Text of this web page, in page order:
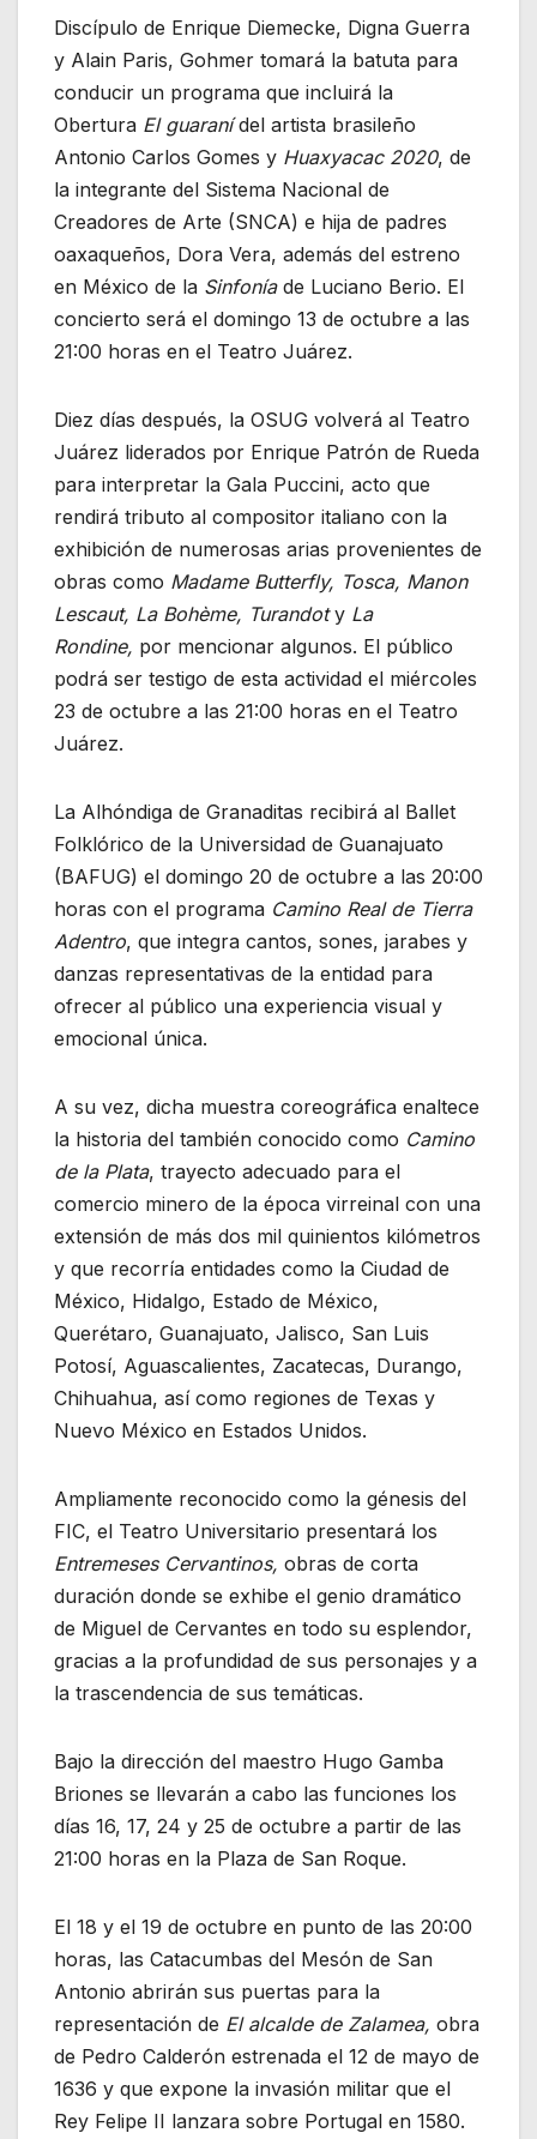
Discípulo de Enrique Diemecke, Digna Guerra
y Alain Paris, Gohmer tomará la batuta para
conducir un programa que incluirá la
Obertura El guaranídel artista brasileño
Antonio Carlos Gomes y Huaxyacac 2020, de
la integrante del Sistema Nacional de
Creadores de Arte (SNCA) e hija de padres
oaxaqueños, Dora Vera, además del estreno
en México de la Sinfoníade Luciano Berio. El
concierto será el domingo 13 de octubre a las
21:00 horas en el Teatro Juárez.
Diez días después, la OSUG volverá al Teatro
Juárez liderados por Enrique Patrón de Rueda
para interpretar la Gala Puccini, acto que
rendirá tributo al compositor italiano con la
exhibición de numerosas arias provenientes de
obras como Madame Butterfly, Tosca, Manon
Lescaut, La Bohème, Turandoty La
Rondine, por mencionar algunos. El público
podrá ser testigo de esta actividad el miércoles
23 de octubre a las 21:00 horas en el Teatro
Juárez.
La Alhóndiga de Granaditas recibirá al Ballet
Folklórico de la Universidad de Guanajuato
(BAFUG) el domingo 20 de octubre a las 20:00
horas con el programa Camino Real de Tierra
Adentro, que integra cantos, sones, jarabes y
danzas representativas de la entidad para
ofrecer al público una experiencia visual y
emocional única.
A su vez, dicha muestra coreográfica enaltece
la historia del también conocido como Camino
de la Plata, trayecto adecuado para el
comercio minero de la época virreinal con una
extensión de más dos mil quinientos kilómetros
y que recorría entidades como la Ciudad de
México, Hidalgo, Estado de México,
Querétaro, Guanajuato, Jalisco, San Luis
Potosí, Aguascalientes, Zacatecas, Durango,
Chihuahua, así como regiones de Texas y
Nuevo México en Estados Unidos.
Ampliamente reconocido como la génesis del
FIC, el Teatro Universitario presentará los
Entremeses Cervantinos, obras de corta
duración donde se exhibe el genio dramático
de Miguel de Cervantes en todo su esplendor,
gracias a la profundidad de sus personajes y a
la trascendencia de sus temáticas.
Bajo la dirección del maestro Hugo Gamba
Briones se llevarán a cabo las funciones los
días 16, 17, 24 y 25 de octubre a partir de las
21:00 horas en la Plaza de San Roque.
El 18 y el 19 de octubre en punto de las 20:00
horas, las Catacumbas del Mesón de San
Antonio abrirán sus puertas para la
representación de El alcalde de Zalamea, obra
de Pedro Calderón estrenada el 12 de mayo de
1636 y que expone la invasión militar que el
Rey Felipe II lanzara sobre Portugal en 1580.